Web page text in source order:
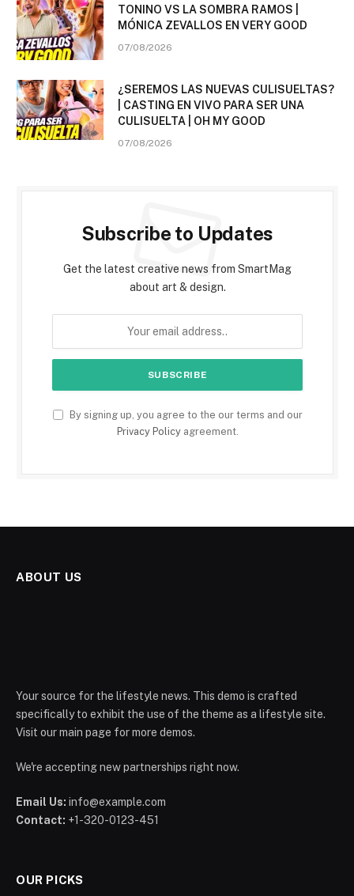
TONINO VS LA SOMBRA RAMOS |
MÓNICA ZEVALLOS EN VERY GOOD
07/08/2026
¿SEREMOS LAS NUEVAS CULISUELTAS?
| CASTING EN VIVO PARA SER UNA
CULISUELTA | OH MY GOOD
07/08/2026
Subscribe to Updates
Get the latest creative news from SmartMag
about art & design.
By signing up, you agree to the our terms and our
Privacy Policyagreement.
ABOUT US
Your source for the lifestyle news. This demo is crafted
specifically to exhibit the use of the theme as a lifestyle site.
Visit our main page for more demos.
We're accepting new partnerships right now.
Email Us: info@example.com
Contact: +1-320-0123-451
OUR PICKS